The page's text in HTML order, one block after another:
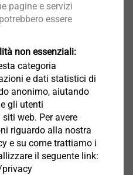
S-2-4,8
prodotto
3-4,8
pagine e servizi
essere
non essenziali:
categoria
e dati statistici di
anonimo, aiutando
gli utenti
web. Per avere
riguardo alla nostra
e su come trattiamo i
il seguente link: